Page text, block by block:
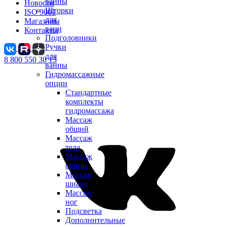
Шторки
для
ванн
Подголовники
Ручки
для
ванны
Гидромассажные
опции
Стандартные
комплекты
гидромассажа
Массаж
общий
Массаж
тела
Массаж
спины
Массаж
шиацу
Массаж
ног
Подсветка
Дополнительные
Новости
ISO 9001
Магазины
Контакты
8 800 550 30 13